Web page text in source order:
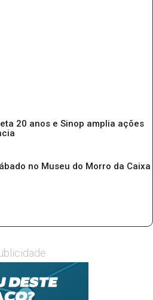
20 anos e Sinop amplia ações
no Museu do Morro da Caixa